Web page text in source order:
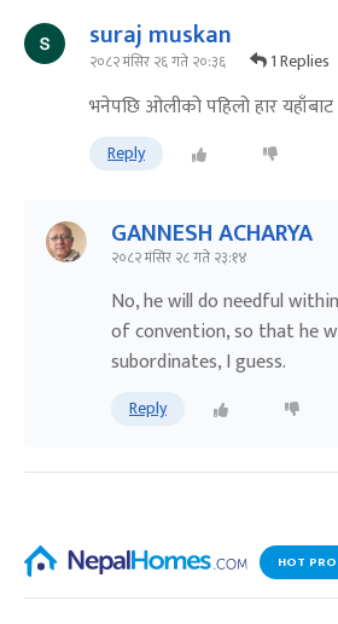
suraj muskan
२०८२ मंसिर २६ गते २०:३६ 1 Replies
भनेपछि ओलीको पहिलो हार
Reply
GANNESH ACHARYA
२०८२ मंसिर २८ गते २३:१४
No, he will do needful
of convention, so that he
subordinates, I guess.
Reply
HOT